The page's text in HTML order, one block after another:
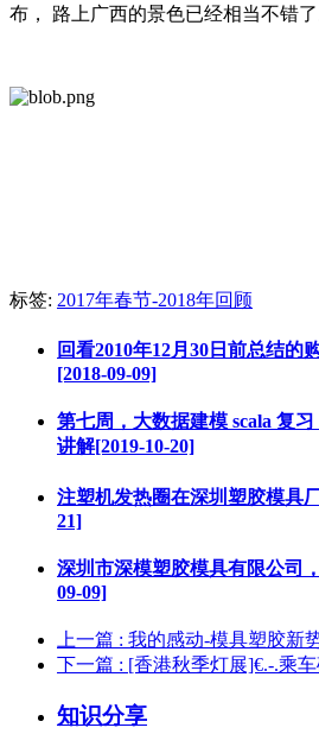
布， 路上广西的景色已经相当不错了
标签: 2017年春节-2018年回顾
回看2010年12月30日前总结的
[2018-09-09]
第七周，大数据建模 scala 复
讲解[2019-10-20]
注塑机发热圈在深圳塑胶模具
21]
深圳市深模塑胶模具有限公司
09-09]
上一篇 : 我的感动-模具塑胶新
下一篇 : [香港秋季灯展]€.-.乘
知识分享